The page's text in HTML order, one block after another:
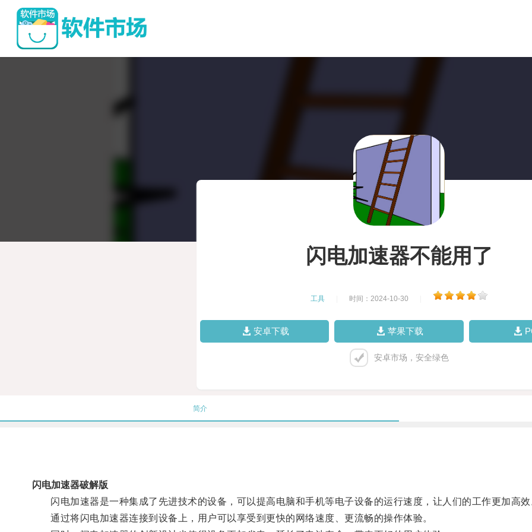
闪电加速器不能用了
工具 时间：2024-10-30
安卓下载 苹果下载
安卓市场，安全绿色
简介
闪电加速器破解版
闪电加速器是一种集成了先进技术的设备，可以提高电脑和手机等电子设备的运行速度，让人们的工作更加高效
通过将闪电加速器连接到设备上，用户可以享受到更快的网络速度、更流畅的操作体验。